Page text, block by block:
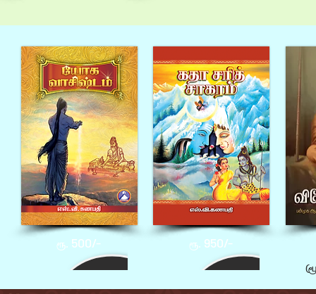
ரூ. 500/- ரூ. 950/-